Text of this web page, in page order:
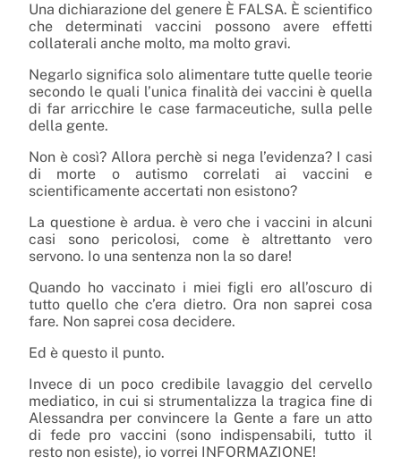
Una dichiarazione del genere È FALSA. È scientifico
che determinati vaccini possono avere effetti
collaterali anche molto, ma molto gravi.
Negarlo significa solo alimentare tutte quelle teorie
secondo le quali l’unica finalità dei vaccini è quella
di far arricchire le case farmaceutiche, sulla pelle
della gente.
Non è così? Allora perchè si nega l’evidenza? I casi
di morte o autismo correlati ai vaccini e
scientificamente accertati non esistono?
La questione è ardua. è vero che i vaccini in alcuni
casi sono pericolosi, come è altrettanto vero
servono. Io una sentenza non la so dare!
Quando ho vaccinato i miei figli ero all’oscuro di
tutto quello che c’era dietro. Ora non saprei cosa
fare. Non saprei cosa decidere.
Ed è questo il punto.
Invece di un poco credibile lavaggio del cervello
mediatico, in cui si strumentalizza la tragica fine di
Alessandra per convincere la Gente a fare un atto
di fede pro vaccini (sono indispensabili, tutto il
resto non esiste), io vorrei INFORMAZIONE!